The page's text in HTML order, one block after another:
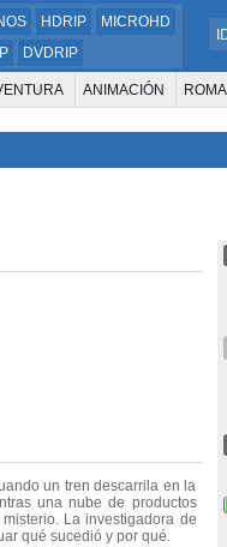
HDRIP
MICROHD
DVDRIP
ANIMACIÓN
un tren descarrila en la
una nube de productos
La investigadora de
qué sucedió y por qué.